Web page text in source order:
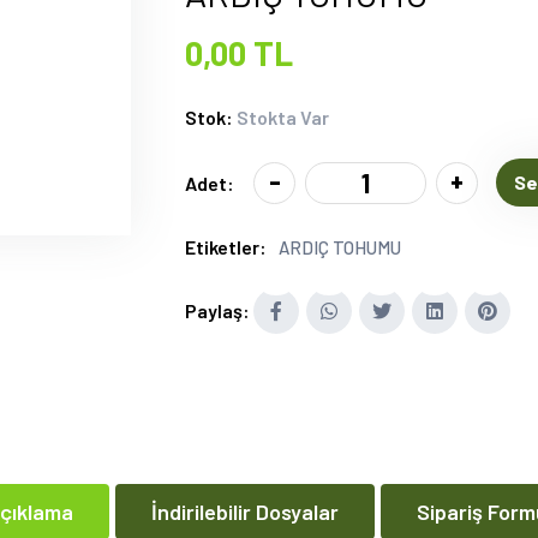
0,00 TL
Stok: Stokta Var
Adet: - +
Etiketler: ARDIÇ TOHUMU
Paylaş:
İndirilebilir Dosyalar Sipariş